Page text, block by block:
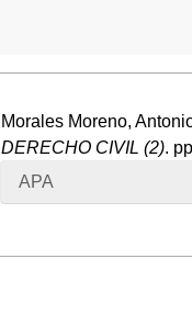
Morales Moreno,
DERECHO CIVIL (2).
APA